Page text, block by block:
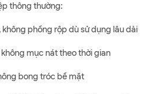
thông thường:
phồng rộp dù sử dụng lâu dài
mục nát theo thời gian
bong tróc bề mặt